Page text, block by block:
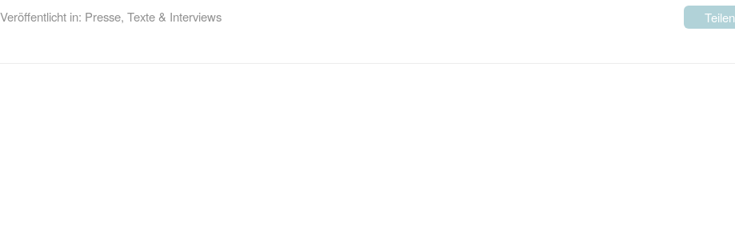
Veröffentlicht in: Presse, Texte & Interviews Teilen